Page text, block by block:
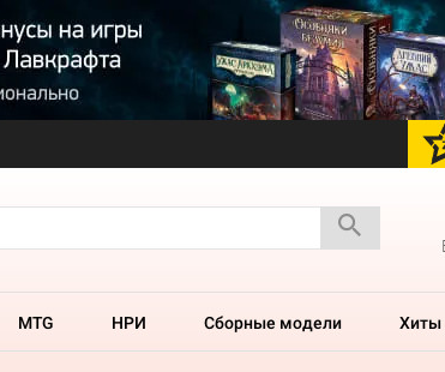
MTG НРИ Сборные модели Хиты